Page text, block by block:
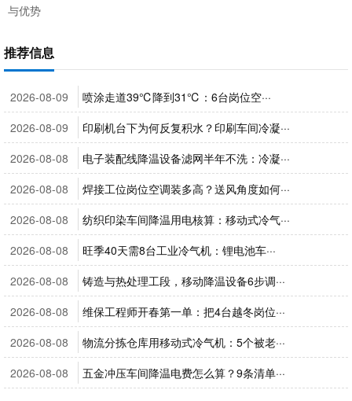
与优势
推荐信息
2026-08-09
喷涂走道39℃降到31℃：6台岗位空···
2026-08-09
印刷机台下为何反复积水？印刷车间冷凝···
2026-08-08
电子装配线降温设备滤网半年不洗：冷凝···
2026-08-08
焊接工位岗位空调装多高？送风角度如何···
2026-08-08
纺织印染车间降温用电核算：移动式冷气···
2026-08-08
旺季40天需8台工业冷气机：锂电池车···
2026-08-08
铸造与热处理工段，移动降温设备6步调···
2026-08-08
维保工程师开春第一单：把4台越冬岗位···
2026-08-08
物流分拣仓库用移动式冷气机：5个被老···
2026-08-08
五金冲压车间降温电费怎么算？9条清单···